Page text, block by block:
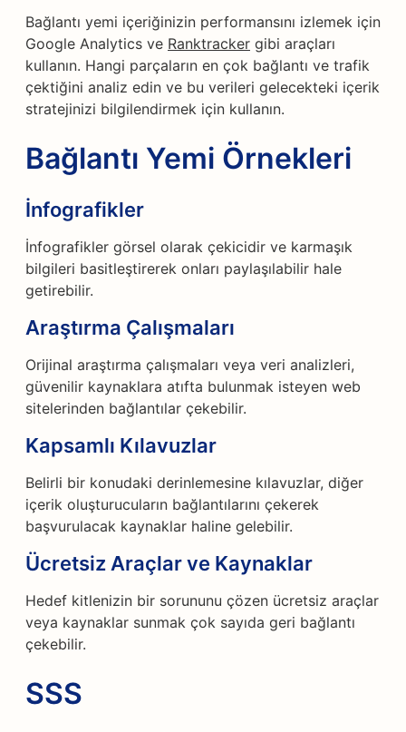
Bağlantı yemi içeriğinizin performansını izlemek için
Google Analytics ve Ranktracker gibi araçları
kullanın. Hangi parçaların en çok bağlantı ve trafik
çektiğini analiz edin ve bu verileri gelecekteki içerik
stratejinizi bilgilendirmek için kullanın.
Bağlantı Yemi Örnekleri
İnfografikler
İnfografikler görsel olarak çekicidir ve karmaşık
bilgileri basitleştirerek onları paylaşılabilir hale
getirebilir.
Araştırma Çalışmaları
Orijinal araştırma çalışmaları veya veri analizleri,
güvenilir kaynaklara atıfta bulunmak isteyen web
sitelerinden bağlantılar çekebilir.
Kapsamlı Kılavuzlar
Belirli bir konudaki derinlemesine kılavuzlar, diğer
içerik oluşturucuların bağlantılarını çekerek
başvurulacak kaynaklar haline gelebilir.
Ücretsiz Araçlar ve Kaynaklar
Hedef kitlenizin bir sorununu çözen ücretsiz araçlar
veya kaynaklar sunmak çok sayıda geri bağlantı
çekebilir.
SSS